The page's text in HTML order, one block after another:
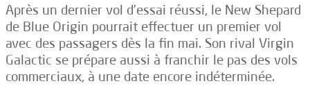
Après un dernier vol d’essai réussi, le New Shepard
de Blue Origin pourrait effectuer un premier vol
avec des passagers dès la fin mai. Son rival Virgin
Galactic se prépare aussi à franchir le pas des vols
commerciaux, à une date encore indéterminée.